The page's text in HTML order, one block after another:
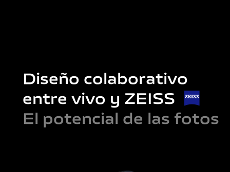
Diseño colaborativo
entre vivo y ZEISS
El potencial de las fotos